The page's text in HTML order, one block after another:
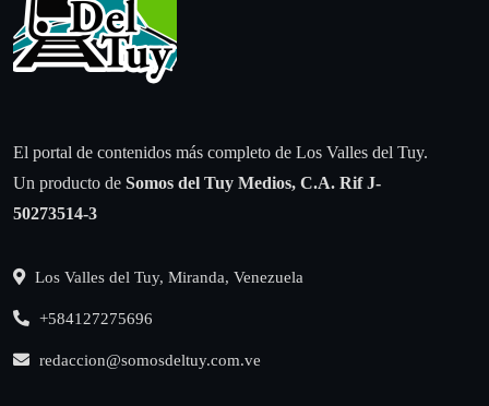
El portal de contenidos más completo de Los Valles del Tuy.
Un producto de Somos del Tuy Medios, C.A. Rif J-
50273514-3
Los Valles del Tuy, Miranda, Venezuela
+584127275696
redaccion@somosdeltuy.com.ve